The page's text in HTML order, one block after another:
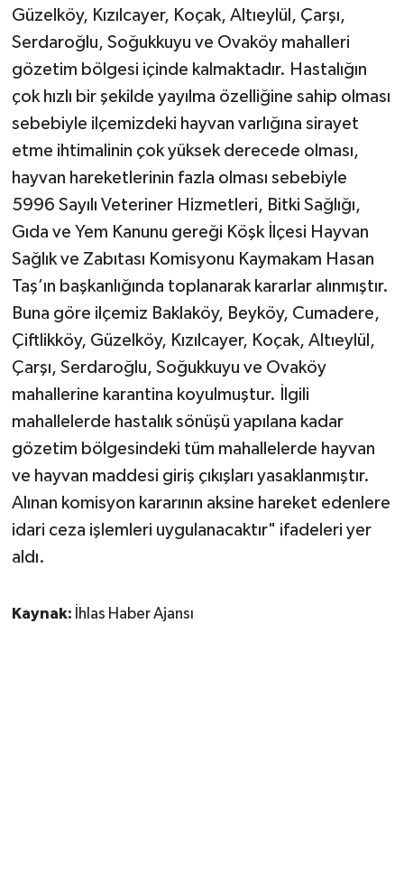
Güzelköy, Kızılcayer, Koçak, Altıeylül, Çarşı,
Serdaroğlu, Soğukkuyu ve Ovaköy mahalleri
gözetim bölgesi içinde kalmaktadır. Hastalığın
çok hızlı bir şekilde yayılma özelliğine sahip olması
sebebiyle ilçemizdeki hayvan varlığına sirayet
etme ihtimalinin çok yüksek derecede olması,
hayvan hareketlerinin fazla olması sebebiyle
5996 Sayılı Veteriner Hizmetleri, Bitki Sağlığı,
Gıda ve Yem Kanunu gereği Köşk İlçesi Hayvan
Sağlık ve Zabıtası Komisyonu Kaymakam Hasan
Taş’ın başkanlığında toplanarak kararlar alınmıştır.
Buna göre ilçemiz Baklaköy, Beyköy, Cumadere,
Çiftlikköy, Güzelköy, Kızılcayer, Koçak, Altıeylül,
Çarşı, Serdaroğlu, Soğukkuyu ve Ovaköy
mahallerine karantina koyulmuştur. İlgili
mahallelerde hastalık sönüşü yapılana kadar
gözetim bölgesindeki tüm mahallelerde hayvan
ve hayvan maddesi giriş çıkışları yasaklanmıştır.
Alınan komisyon kararının aksine hareket edenlere
idari ceza işlemleri uygulanacaktır" ifadeleri yer
aldı.
Kaynak: İhlas Haber Ajansı